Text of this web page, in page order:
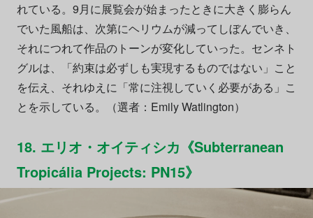
れている。9月に展覧会が始まったときに大きく膨らん
でいた風船は、次第にヘリウムが減ってしぼんでいき、
それにつれて作品のトーンが変化していった。センネト
グルは、「約束は必ずしも実現するものではない」こと
を伝え、それゆえに「常に注視していく必要がある」こ
とを示している。（選者：Emily Watlington）
18. エリオ・オイティシカ《Subterranean
Tropicália Projects: PN15》